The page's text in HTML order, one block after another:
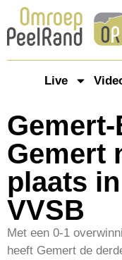
Live
Gemert
plaats
VVSB
Met een 0-1
heeft Gemert de